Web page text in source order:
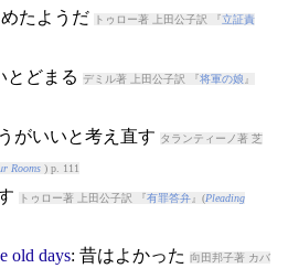
たようだ
トゥロー著 上田公子訳 『立証責
とどまる デミル著 上田公子訳 『将軍の娘 』
がいいと考え直す タランティーノ著 芝
Rooms) p. 111
トゥロー著 上田公子訳 『有罪答弁』(Pleading
old days: 昔はよかった 向田邦子著 カバ